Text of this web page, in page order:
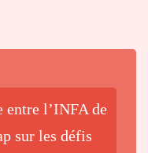
entre l’INFA de
sur les défis